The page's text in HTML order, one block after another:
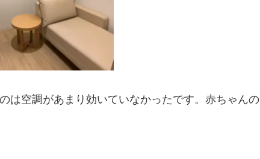
は空調があまり効いていなかったです。赤ちゃんの